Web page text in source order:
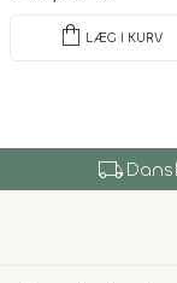
shopping_bag LÆG I KURV
local_shipping